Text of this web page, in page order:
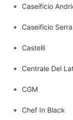
Caseificio
Caseificio Serra
Castelli
Centrale Del
CGM
Chef In Black